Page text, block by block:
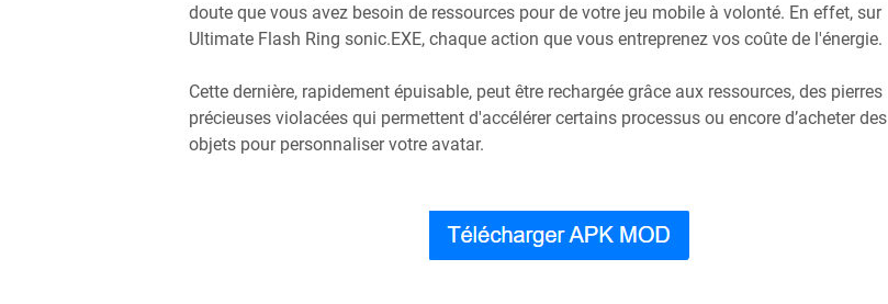
doute que vous avez besoin de ressources pour de votre jeu mobile à volonté. En effet, sur
Ultimate Flash Ring sonic.EXE, chaque action que vous entreprenez vos coûte de l'énergie.
Cette dernière, rapidement épuisable, peut être rechargée grâce aux ressources, des pierres
précieuses violacées qui permettent d'accélérer certains processus ou encore d’acheter des
objets pour personnaliser votre avatar.